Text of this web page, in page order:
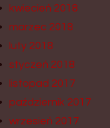
kwiecień 2018
marzec 2018
luty 2018
styczeń 2018
listopad 2017
październik 2017
wrzesień 2017